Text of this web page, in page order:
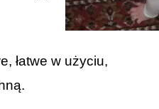
łatwe w użyciu,